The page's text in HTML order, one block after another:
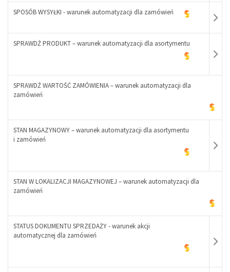
-
-
SPOSÓB WYSYŁKI - warunek automatyzacji dla zamówień
-
+
SPRAWDŹ PRODUKT – warunek automatyzacji dla asortymentu
-
+
SPRAWDŹ WARTOŚĆ ZAMÓWIENIA – warunek automatyzacji dla
zamówień
STAN MAGAZYNOWY – warunek automatyzacji dla asortymentu
i zamówień
-
+
STAN W LOKALIZACJI MAGAZYNOWEJ – warunek automatyzacji dla
zamówień
STATUS DOKUMENTU SPRZEDAŻY - warunek akcji
automatycznej dla zamówień